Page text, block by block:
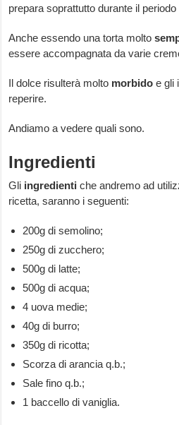
prepara soprattutto durante il
Anche essendo una torta molto
essere accompagnata da varie
Il dolce risulterà molto morbido e gli
reperire.
Andiamo a vedere quali sono.
Ingredienti
Gli ingredienti che andremo ad
ricetta, saranno i seguenti:
200g di semolino;
250g di zucchero;
500g di latte;
500g di acqua;
4 uova medie;
40g di burro;
350g di ricotta;
Scorza di arancia q.b.;
Sale fino q.b.;
1 baccello di vaniglia.